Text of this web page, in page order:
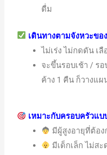
ดื่ม
เดินทางตามจังหวะขอ
ไม่เร่ง ไม่กดดัน เลื
จะขึ้นรอบเช้า / ร
ค้าง 1 คืน ก็วางแผ
เหมาะกับครอบครัวแบ
มีผู้สูงอายุที่ต้อง
มีเด็กเล็ก ไม่ส